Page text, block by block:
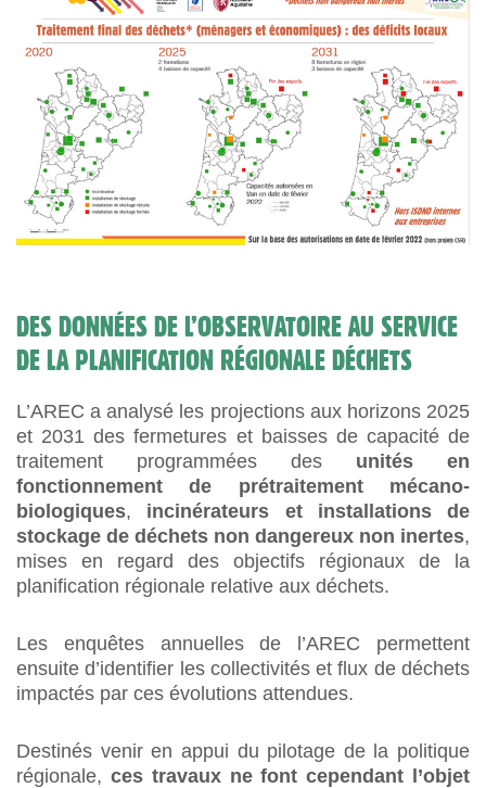
DES DONNÉES DE L’OBSERVATOIRE AU SERVICE
DE LA PLANIFICATION RÉGIONALE DÉCHETS
L’AREC a analysé les projections aux horizons 2025
et 2031 des fermetures et baisses de capacité de
traitement programmées des unités en
fonctionnement de prétraitement mécano-
biologiques, incinérateurs et installations de
stockage de déchets non dangereux non inertes,
mises en regard des objectifs régionaux de la
planification régionale relative aux déchets.
Les enquêtes annuelles de l’AREC permettent
ensuite d’identifier les collectivités et flux de déchets
impactés par ces évolutions attendues.
Destinés venir en appui du pilotage de la politique
régionale, ces travaux ne font cependant l’objet